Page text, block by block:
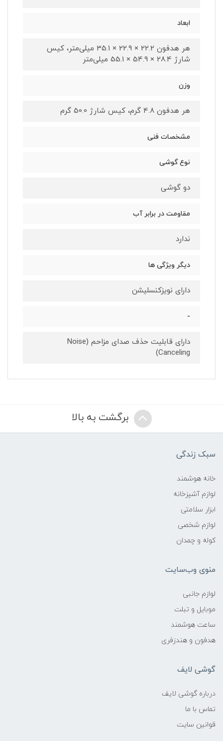
ابعاد
هر هدفون 22.2 × 22.9 × 35.1 میلی‌متر، کیس
شارژ 28.4 × 54.9 × 55.1 میلی‌متر
وزن
هر هدفون 4.8 گرم، کیس شارژ 50.0 گرم
مشخصات فنی
نوع گوشی
دو گوشی
مقاومت در برابر آب
ندارد
دیگر ویژگی ها
دارای نویزکنسلیشن
-
دارای قابلیت حذف صدای مزاحم (Noise
Canceling)
برگشت به بالا
سبک زندگی
خانه هوشمند
لوازم آشپزخانه
ابزار سلامتی
لوازم شخصی
کوله و چمدان
منوی وب‌سایت
لوازم جانبی
موبایل و تبلت
ساعت هوشمند
هدفون و هندزفری
گوشی لایف
درباره گوشی لایف
تماس با ما
قوانین سایت